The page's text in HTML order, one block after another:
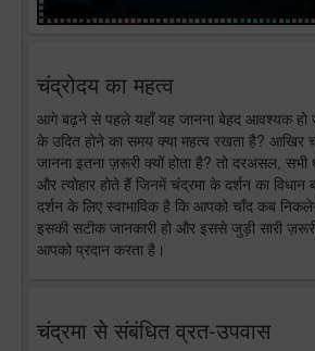
चंद्रोदय का महत्व
आगे बढ़ने से पहले यहाँ यह जानना बेहद आवश्यक हो
के उदित होने का समय क्या महत्व रखता है? आखिर
जानना इतना ज़रूरी क्यों होता है? तो दरअसल, सभी
और त्योहार होते हैं जिनमें चंद्रमा के दर्शन का विधान
दर्शन के लिए स्वाभाविक है कि आपको चाँद कब
इसकी सटीक जानकारी हो और इससे जुड़ी सारी
आपको प्रदान करता है।
चंद्रमा से संबंधित व्रत-उपवास